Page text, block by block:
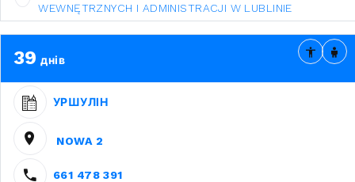
WEWNĘTRZNYCH I ADMINISTRACJI W LUBLINIE
39 днів
УРШУЛІН
NOWA 2
661 478 391